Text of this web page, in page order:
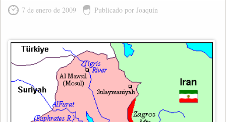
7 de enero de 2009 Publicado por Joaquín